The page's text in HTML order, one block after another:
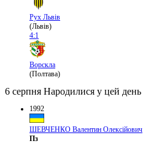
Рух Львів
(Львів)
4:1
Ворскла
(Полтава)
6 серпня Народилися у цей день
1992
ШЕВЧЕНКО Валентин Олексійович
Пз